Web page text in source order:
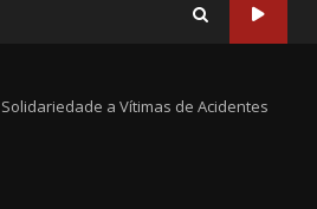
a Vítimas de Acidentes